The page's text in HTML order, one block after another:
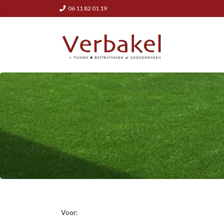
06 11 82 01 19
Voor: